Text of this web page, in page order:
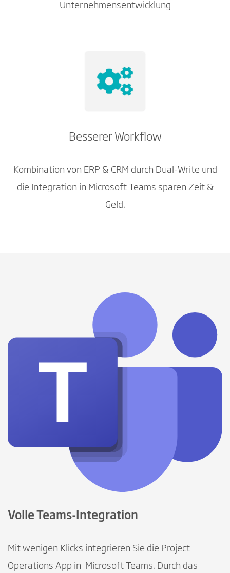
Unternehmensentwicklung
Besserer Workflow
Kombination von ERP & CRM durch Dual-Write und
die Integration in Microsoft Teams sparen Zeit &
Geld.
Volle Teams-Integration
Mit wenigen Klicks integrieren Sie die Project
Operations App in Microsoft Teams. Durch das